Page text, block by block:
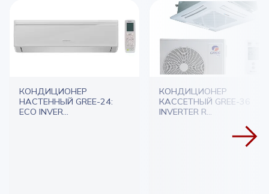
КОНДИЦИОНЕР
НАСТЕННЫЙ GREE-24:
ECO INVER...
КОНДИЦИОНЕР
КАССЕТНЫЙ GREE-36
INVERTER R...